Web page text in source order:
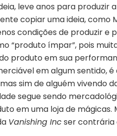
leve anos para produzir
copiar uma ideia, como
condições de produzir e
“produto ímpar”, pois
produto em sua
em algum sentido,
sim de alguém
segue sendo
em uma loja de
Vanishing Incser contrária